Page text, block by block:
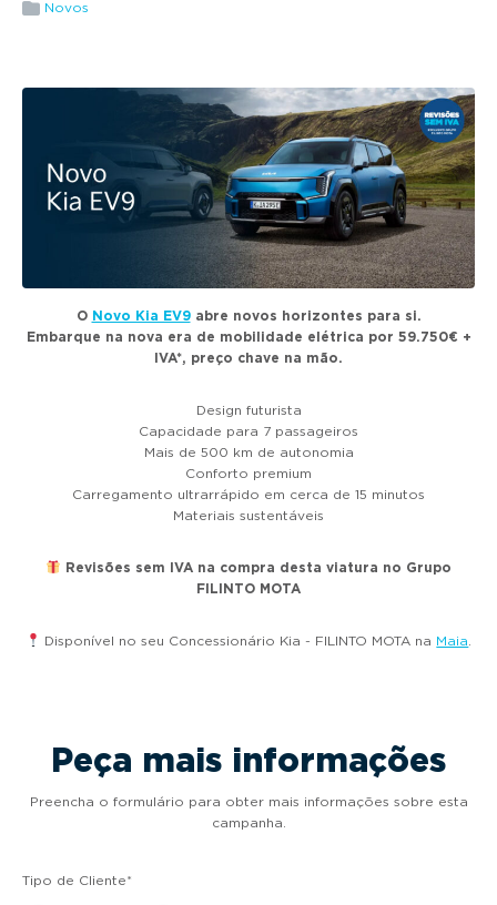
g
i
Novos
O Novo Kia EV9abre novos horizontes para si.
Embarque na nova era de mobilidade elétrica por 59.750€ +
IVA*, preço chave na mão.
Design futurista
Capacidade para 7 passageiros
Mais de 500 km de autonomia
Conforto premium
Carregamento ultrarrápido em cerca de 15 minutos
Materiais sustentáveis
Revisões sem IVA na compra desta viatura no Grupo
FILINTO MOTA
Disponível no seu Concessionário Kia - FILINTO MOTA na Maia.
Peça mais informações
Preencha o formulário para obter mais informações sobre esta
campanha.
Tipo de Cliente*